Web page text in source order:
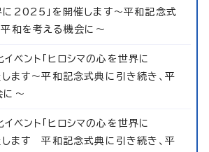
に2025」を開催します～平和記念式
和を考える機会に～
ベント「ヒロシマの心を世界に
ます～平和記念式典に引き続き、平
に～
ベント「ヒロシマの心を世界に
ます 平和記念式典に引き続き、平